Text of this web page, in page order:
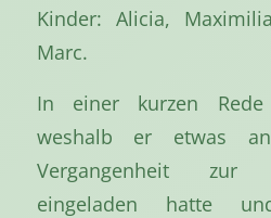
Kinder: Alicia,
Marc.
In einer kurzen Rede
weshalb er etwas
Vergangenheit zur
eingeladen hatte